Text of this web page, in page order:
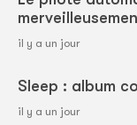
il y a un jour
Sleep : album
il y a un jour